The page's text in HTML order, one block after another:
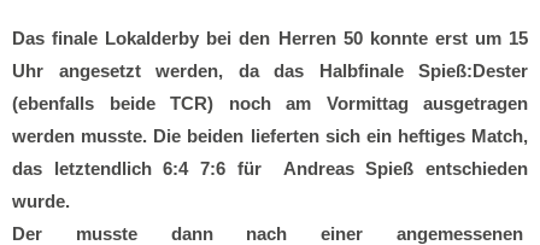
Das finale Lokalderby bei den Herren 50 konnte erst um 15
Uhr angesetzt werden, da das Halbfinale Spieß:Dester
(ebenfalls beide TCR) noch am Vormittag ausgetragen
werden musste. Die beiden lieferten sich ein heftiges Match,
das letztendlich 6:4 7:6 für Andreas Spieß entschieden
wurde.
Der musste dann nach einer angemessenen